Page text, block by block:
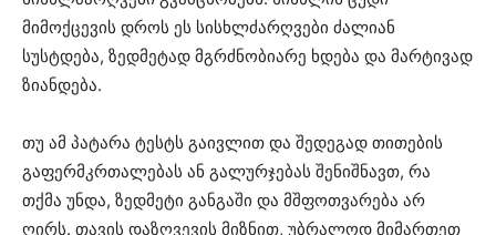
მიმოქცევის დროს ეს სისხლძარღვები ძალიან
სუსტდება, ზედმეტად მგრძნობიარე ხდება და მარტივად
ზიანდება.
თუ ამ პატარა ტესტს გაივლით და შედეგად თითების
გაფერმკრთალებას ან გალურჯებას შენიშნავთ, რა
თქმა უნდა, ზედმეტი განგაში და მშფოთვარება არ
ღირს. თავის დაზღვევის მიზნით, უბრალოდ მიმართეთ